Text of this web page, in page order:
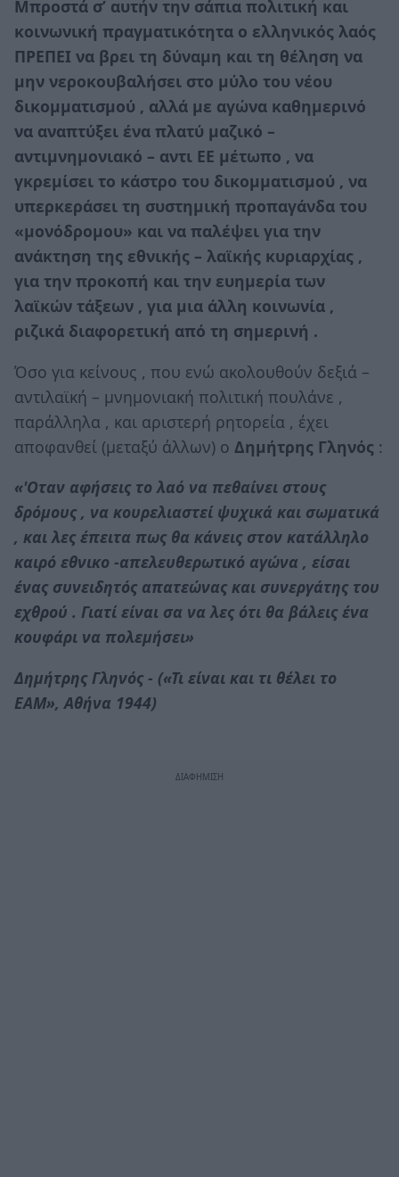
Μπροστά σ’ αυτήν την σάπια πολιτική και
κοινωνική πραγματικότητα ο ελληνικός λαός
ΠΡΕΠΕΙ να βρει τη δύναμη και τη θέληση να
μην νεροκουβαλήσει στο μύλο του νέου
δικομματισμού , αλλά με αγώνα καθημερινό
να αναπτύξει ένα πλατύ μαζικό –
αντιμνημονιακό – αντι ΕΕ μέτωπο , να
γκρεμίσει το κάστρο του δικομματισμού , να
υπερκεράσει τη συστημική προπαγάνδα του
«μονόδρομου» και να παλέψει για την
ανάκτηση της εθνικής – λαϊκής κυριαρχίας ,
για την προκοπή και την ευημερία των
λαϊκών τάξεων , για μια άλλη κοινωνία ,
ριζικά διαφορετική από τη σημερινή .
Όσο για κείνους , που ενώ ακολουθούν δεξιά –
αντιλαϊκή – μνημονιακή πολιτική πουλάνε ,
παράλληλα , και αριστερή ρητορεία , έχει
αποφανθεί (μεταξύ άλλων) ο Δημήτρης Γληνός :
«'Οταν αφήσεις το λαό να πεθαίνει στους
δρόμους , να κουρελιαστεί ψυχικά και σωματικά
, και λες έπειτα πως θα κάνεις στον κατάλληλο
καιρό εθνικο -απελευθερωτικό αγώνα , είσαι
ένας συνειδητός απατεώνας και συνεργάτης του
εχθρού . Γιατί είναι σα να λες ότι θα βάλεις ένα
κουφάρι να πολεμήσει»
Δημήτρης Γληνός - («Τι είναι και τι θέλει το
ΕΑΜ», Αθήνα 1944)